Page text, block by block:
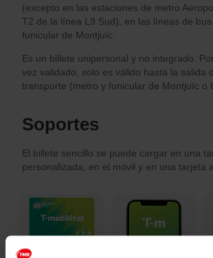
(excepto en las estaciones de metro
T2 de la línea L9 Sud), en las líneas de
funicular de Montjuïc.
Es un billete unipersonal y no integrado.
vez validado, solo es válido hasta la salida
transporte (metro y funicular de Montjuïc o
Soportes
El billete sencillo se puede cargar en una
personalizada, en el móvil y en una tarjeta